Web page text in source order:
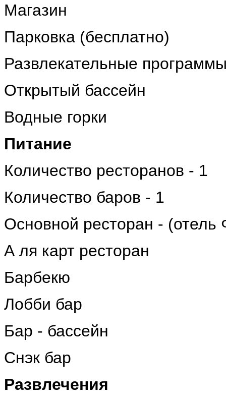
Магазин
Парковка (бесплатно)
Развлекательные
Открытый бассейн
Водные горки
Питание
Количество ресторанов - 1
Количество баров - 1
Основной ресторан - (отель
А ля карт ресторан
Барбекю
Лобби бар
Бар - бассейн
Снэк бар
Развлечения